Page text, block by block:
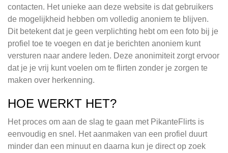
contacten. Het unieke aan deze website is dat gebruikers
de mogelijkheid hebben om volledig anoniem te blijven.
Dit betekent dat je geen verplichting hebt om een foto bij je
profiel toe te voegen en dat je berichten anoniem kunt
versturen naar andere leden. Deze anonimiteit zorgt ervoor
dat je je vrij kunt voelen om te flirten zonder je zorgen te
maken over herkenning.
HOE WERKT HET?
Het proces om aan de slag te gaan met PikanteFlirts is
eenvoudig en snel. Het aanmaken van een profiel duurt
minder dan een minuut en daarna kun je direct op zoek